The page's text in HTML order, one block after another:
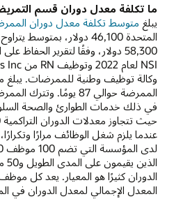
ما تكلفة معدل دوران قسم
يبلغ متوسط تكلفة معدل دوران
58,300 دولار، وفقًا لتقرير
وكالة توظيف وطنية للممرضات. يبلغ
الممرضة حوالي 87 يومًا.
في ذلك خدمات الطوارئ والصحة
عندما يلزم شغل الوظائف مرارًا
الدوران كثيرًا هو المعيار. يعد كل
المعدل الإجمالي لمعدل الدوران في